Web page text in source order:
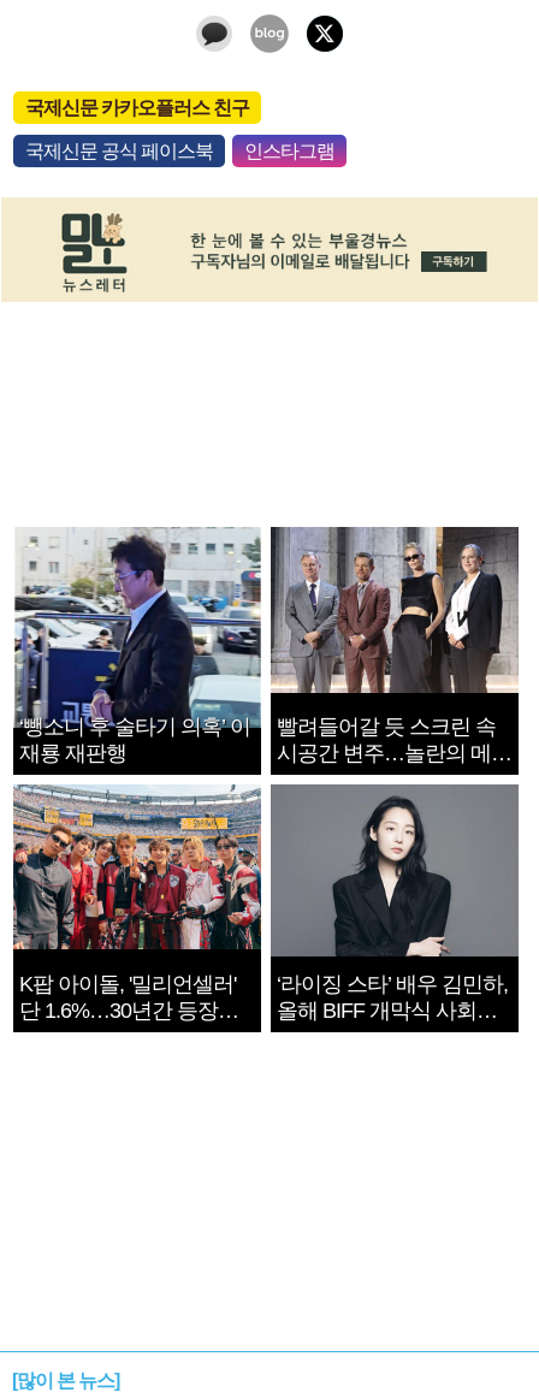
국제신문 카카오플러스 친구
국제신문 공식 페이스북 인스타그램
‘뺑소니 후 술타기 의혹’ 이
재룡 재판행
빨려들어갈 듯 스크린 속
시공간 변주…놀란의 메시
지는 ‘전쟁 속죄’
K팝 아이돌, '밀리언셀러'
단 1.6%…30년간 등장
1182개팀 전수조사
‘라이징 스타’ 배우 김민하,
올해 BIFF 개막식 사회자
확정
[많이 본 뉴스]